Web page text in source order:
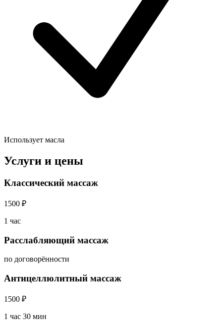
Использует масла
Услуги и цены
Классический массаж
1500 ₽
1 час
Расслабляющий массаж
по договорённости
Антицеллюлитный массаж
1500 ₽
1 час 30 мин